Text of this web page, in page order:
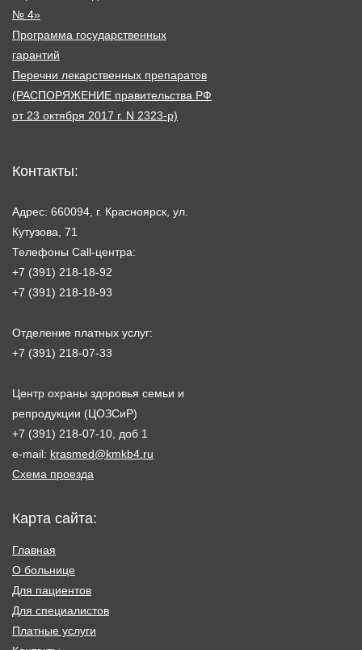
№ 4»
Программа государственных
гарантий
Перечни лекарственных препаратов
(РАСПОРЯЖЕНИЕ правительства РФ
от 23 октября 2017 г. N 2323-р)
Контакты:
Адрес: 660094, г. Красноярск, ул.
Кутузова, 71
Телефоны Call-центра:
+7 (391) 218-18-92
+7 (391) 218-18-93
Отделение платных услуг:
+7 (391) 218-07-33
Центр охраны здоровья семьи и
репродукции (ЦОЗСиР)
+7 (391) 218-07-10, доб 1
e-mail: krasmed@kmkb4.ru
Схема проезда
Карта сайта:
Главная
О больнице
Для пациентов
Для специалистов
Платные услуги